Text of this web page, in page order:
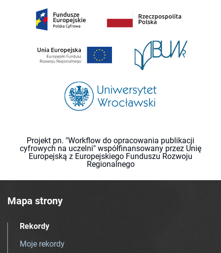
Projekt pn. "Workflow do opracowania publikacji
cyfrowych na uczelni" współfinansowany przez Unię
Europejską z Europejskiego Funduszu Rozwoju
Regionalnego
Mapa strony
Rekordy
Moje rekordy